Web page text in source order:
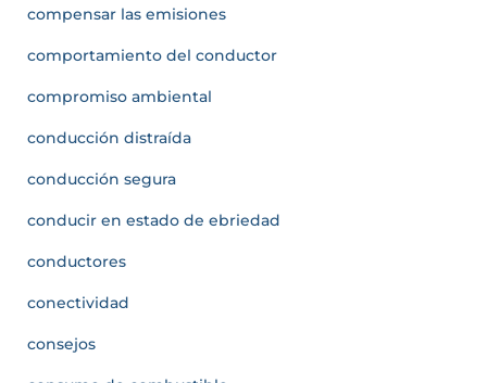
compensar las emisiones
comportamiento del conductor
compromiso ambiental
conducción distraída
conducción segura
conducir en estado de ebriedad
conductores
conectividad
consejos